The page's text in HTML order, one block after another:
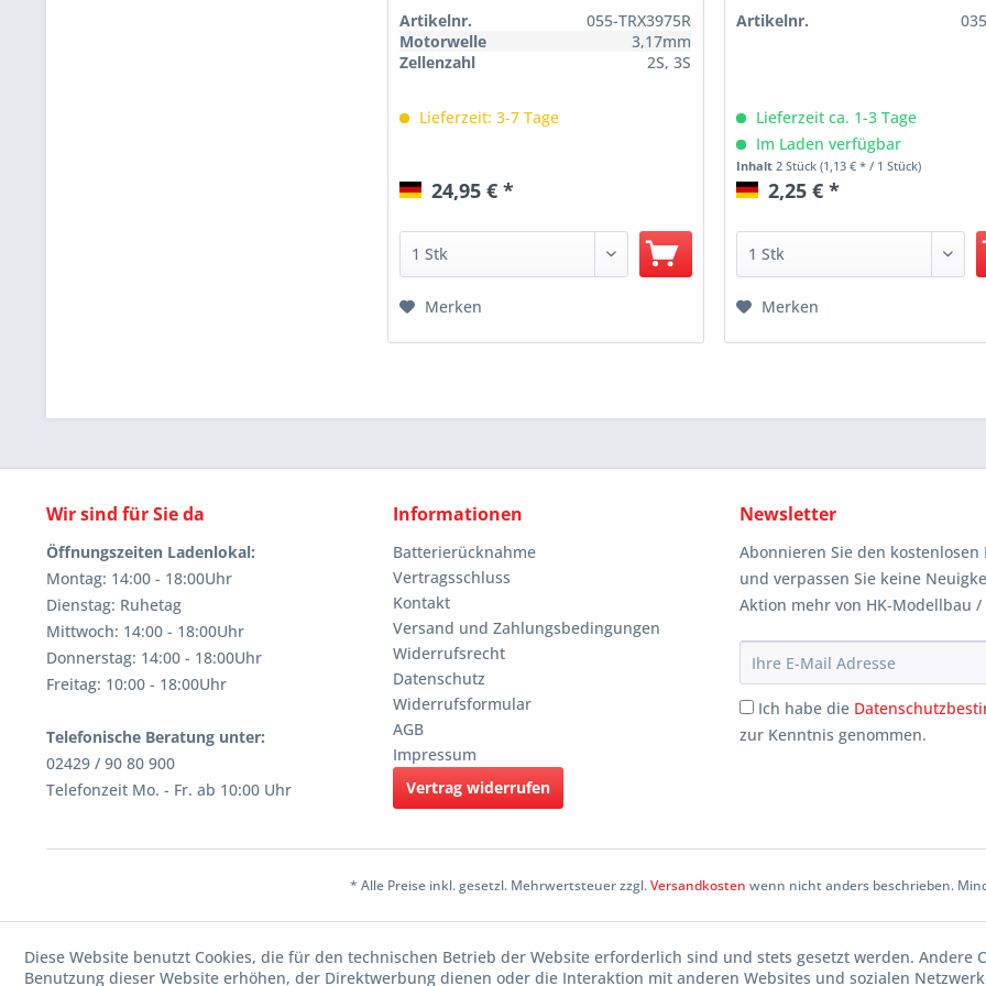
Artikelnr.
055-TRX3975R
Motorwelle
3,17mm
Zellenzahl
2S, 3S
Lieferzeit: 3-7 Tage
24,95 € *
Merken
Artikelnr.
Lieferzeit ca. 1-3 Tage
Im Laden verfügbar
Inhalt 2 Stück(1,13 € * / 1 Stück)
2,25 € *
Merken
Wir sind für Sie da
Öffnungszeiten Ladenlokal:
Montag: 14:00 - 18:00Uhr
Dienstag: Ruhetag
Mittwoch: 14:00 - 18:00Uhr
Donnerstag: 14:00 - 18:00Uhr
Freitag: 10:00 - 18:00Uhr
Telefonische Beratung unter:
02429 / 90 80 900
Telefonzeit Mo. - Fr. ab 10:00 Uhr
Informationen
Batterierücknahme
Vertragsschluss
Kontakt
Versand und Zahlungsbedingungen
Widerrufsrecht
Datenschutz
Widerrufsformular
AGB
Impressum
Vertrag widerrufen
Newsletter
Abonnieren Sie den kostenlosen
und verpassen Sie keine
Aktion mehr von HK-Modellbau /
Ich habe die
zur Kenntnis genommen.
* Alle Preise inkl. gesetzl. Mehrwertsteuer zzgl.Versandkosten wenn nicht anders beschrieben.
Diese Website benutzt Cookies, die für den technischen Betrieb der Website erforderlich sind und stets gesetzt werden. Andere
Benutzung dieser Website erhöhen, der Direktwerbung dienen oder die Interaktion mit anderen Websites und sozialen